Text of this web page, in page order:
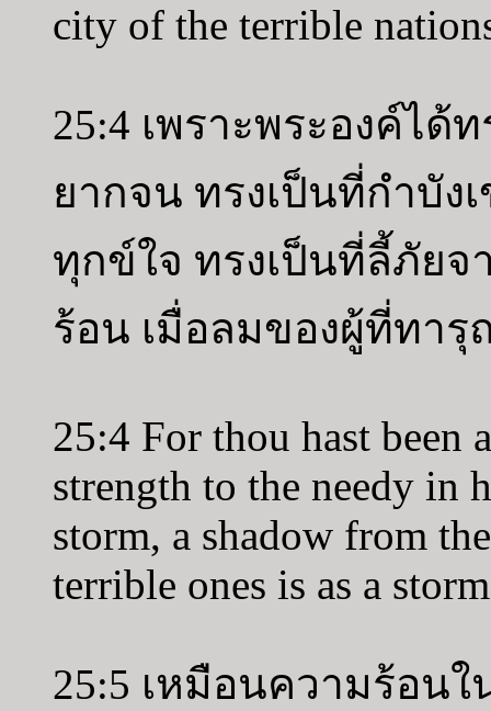
city of the terrible
25:4 เพราะพระองค์ได้
ยากจน ทรงเป็นที่กำบัง
ทุกข์ใจ ทรงเป็นที่ลี้ภัย
ร้อน เมื่อลมของผู้ที่ทา
25:4 For thou hast been
strength to the needy in
storm, a shadow from
terrible ones is as a
25:5 เหมือนความร้อน